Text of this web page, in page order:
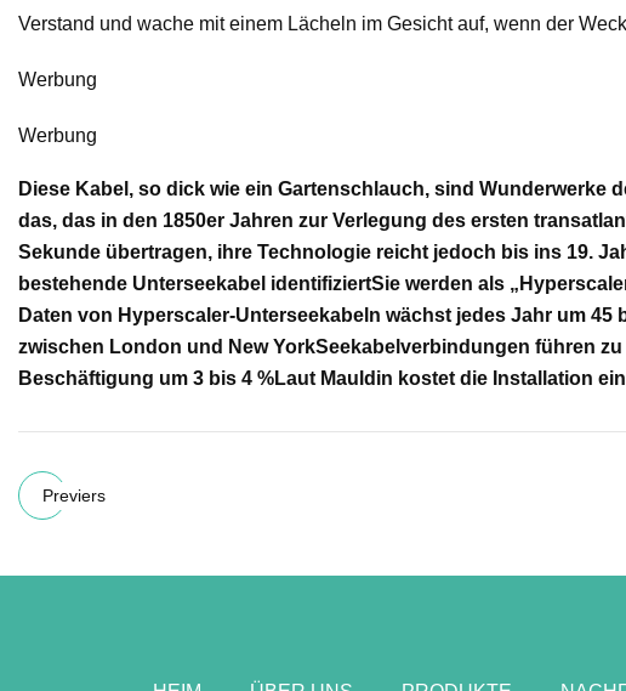
Verstand und wache mit einem Lächeln im Gesicht auf, wenn der
Werbung
Werbung
Diese Kabel, so dick wie ein Gartenschlauch, sind Wunderwerke
das, das in den 1850er Jahren zur Verlegung des ersten
Sekunde übertragen, ihre Technologie reicht jedoch bis ins 19.
bestehende Unterseekabel identifiziertSie werden als
Daten von Hyperscaler-Unterseekabeln wächst jedes Jahr um 45
zwischen London und New YorkSeekabelverbindungen führen
Beschäftigung um 3 bis 4 %Laut Mauldin kostet die Installation
Previers